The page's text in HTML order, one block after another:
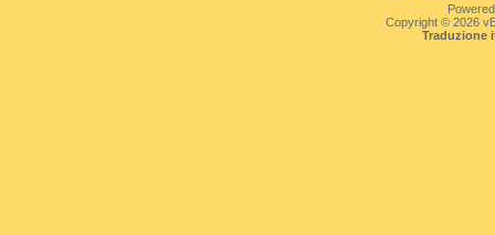
Copyright © 2026
Traduzione